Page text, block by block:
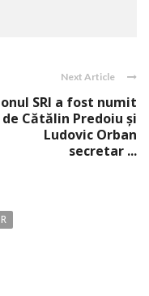
Next Article
SRI a fost numit
de Cătălin Predoiu și
Ludovic Orban
secretar ...